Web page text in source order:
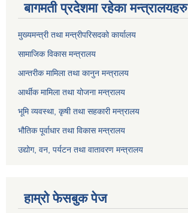
बागमती प्रदेशमा रहेका मन्त्रालयहरु
मुख्यमन्त्री तथा मन्त्रीपरिसदको कार्यालय
सामाजिक विकास मन्त्रालय
आन्तरीक मामिला तथा कानुन मन्त्रालय
आर्थीक मामिला तथा योजना मन्त्रालय
भूमि व्यवस्था, कृषी तथा सहकारी मन्त्रालय
भौतिक पूर्वाधार तथा विकास मन्त्रालय
उद्योग, वन, पर्यटन तथा वातावरण मन्त्रालय
हाम्रो फेसबुक पेज